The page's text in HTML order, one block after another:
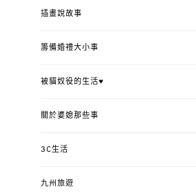
插畫說故事
籌備婚禮大小事
被貓奴役的生活♥
關於婆媳那些事
3C生活
九州旅遊